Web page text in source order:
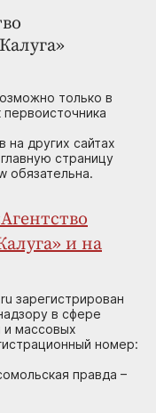
только в
на других сайтах
страницу
обязательна.
и на
зарегистрирован
в сфере
и массовых
номер:
правда –